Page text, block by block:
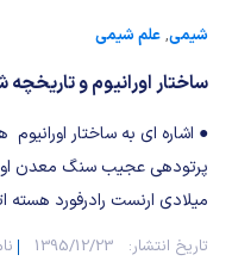
شیمی,علم شیمی
ساختار اورانیوم و
● اشاره ای به ساختار
میلادی ارنست رادرفورد هسته
تاریخ انتشار: 1395/12/23
مطالب جالب شیمی
بمب های شیمیایی
شیمی عمومی
طب سنتی
گیاهان دارویی